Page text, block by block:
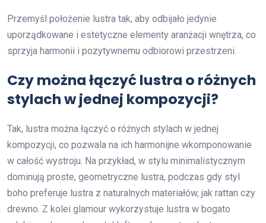
Przemyśl położenie lustra tak, aby odbijało jedynie
uporządkowane i estetyczne elementy aranżacji wnętrza, co
sprzyja harmonii i pozytywnemu odbiorowi przestrzeni.
Czy można łączyć lustra o różnych
stylach w jednej kompozycji?
Tak, lustra można łączyć o różnych stylach w jednej
kompozycji, co pozwala na ich harmonijne wkomponowanie
w całość wystroju. Na przykład, w stylu minimalistycznym
dominują proste, geometryczne lustra, podczas gdy styl
boho preferuje lustra z naturalnych materiałów, jak rattan czy
drewno. Z kolei glamour wykorzystuje lustra w bogato